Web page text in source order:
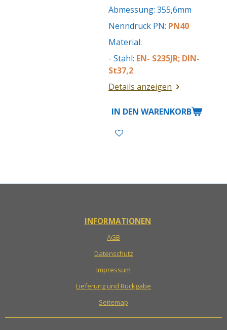
Abmessung: 355,6mm
Nenndruck PN: PN40
Material:
- Stahl: EN- S235JR; DIN-
St37,2
Details anzeigen
IN DEN WARENKORB
INFORMATIONEN
AGB
Datenschutz
Impressum
Lieferung und Rückgabe
Seitemap